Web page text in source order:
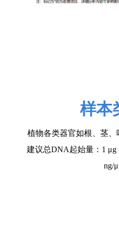
样本
植物各类器官如根、茎、
建议总DNA起始量：1 μg
ng/